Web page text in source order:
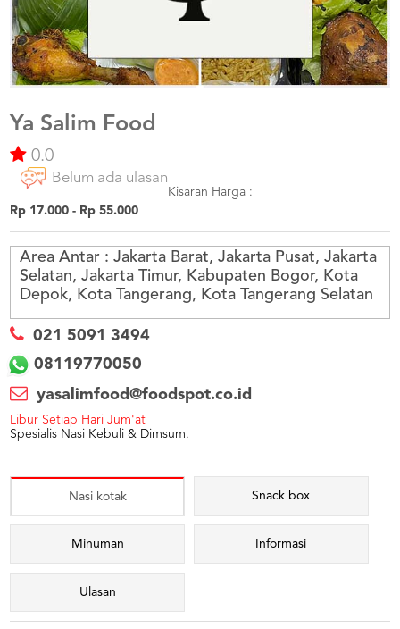
US
CATERERS
BLOG
TERMS
CONDITIONS
CALL
CENTER
021
5091
3494
Ya Salim Food
0.0
Belum ada ulasan
Kisaran Harga :
Rp 17.000 - Rp 55.000
Area Antar : Jakarta Barat, Jakarta Pusat, Jakarta
Selatan, Jakarta Timur, Kabupaten Bogor, Kota
Depok, Kota Tangerang, Kota Tangerang Selatan
021 5091 3494
08119770050
yasalimfood@foodspot.co.id
Libur Setiap Hari Jum'at
Spesialis Nasi Kebuli & Dimsum.
Nasi kotak Snack box
Minuman Informasi
Ulasan